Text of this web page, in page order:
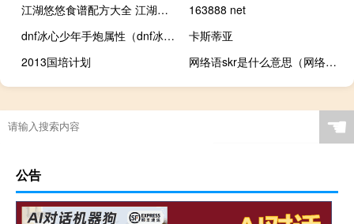
江湖悠悠食谱配方大全 江湖悠悠食谱一览
163888 net
dnf冰心少年手炮属性（dnf冰心）
卡斯蒂亚
2013国培计划
网络语skr是什么意思（网络语skr是啥意思）
☚
公告